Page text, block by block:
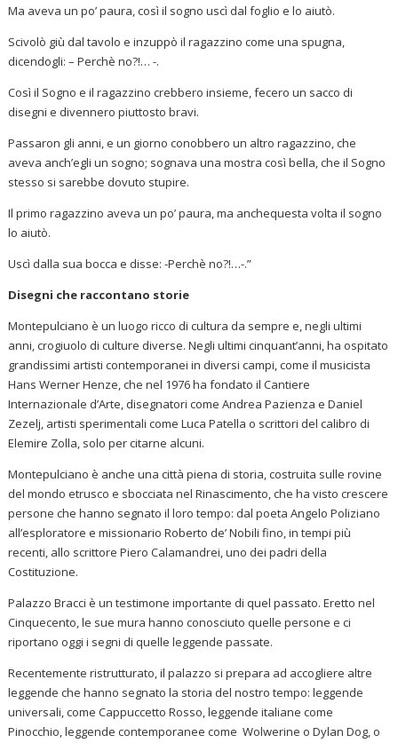
Ma aveva un po’ paura, così il sogno uscì dal foglio e lo aiutò.
Scivolò giù dal tavolo e inzuppò il ragazzino come una spugna,
dicendogli: – Perchè no?!… -.
Così il Sogno e il ragazzino crebbero insieme, fecero un sacco di
disegni e divennero piuttosto bravi.
Passaron gli anni, e un giorno conobbero un altro ragazzino, che
aveva anch’egli un sogno; sognava una mostra così bella, che il Sogno
stesso si sarebbe dovuto stupire.
Il primo ragazzino aveva un po’ paura, ma anchequesta volta il sogno
lo aiutò.
Uscì dalla sua bocca e disse: -Perchè no?!…-.”
Disegni che raccontano storie
Montepulciano è un luogo ricco di cultura da sempre e, negli ultimi
anni, crogiuolo di culture diverse. Negli ultimi cinquant’anni, ha ospitato
grandissimi artisti contemporanei in diversi campi, come il musicista
Hans Werner Henze, che nel 1976 ha fondato il Cantiere
Internazionale d’Arte, disegnatori come Andrea Pazienza e Daniel
Zezelj, artisti sperimentali come Luca Patella o scrittori del calibro di
Elemire Zolla, solo per citarne alcuni.
Montepulciano è anche una città piena di storia, costruita sulle rovine
del mondo etrusco e sbocciata nel Rinascimento, che ha visto crescere
persone che hanno segnato il loro tempo: dal poeta Angelo Poliziano
all’esploratore e missionario Roberto de’ Nobili fino, in tempi più
recenti, allo scrittore Piero Calamandrei, uno dei padri della
Costituzione.
Palazzo Bracci è un testimone importante di quel passato. Eretto nel
Cinquecento, le sue mura hanno conosciuto quelle persone e ci
riportano oggi i segni di quelle leggende passate.
Recentemente ristrutturato, il palazzo si prepara ad accogliere altre
leggende che hanno segnato la storia del nostro tempo: leggende
universali, come Cappuccetto Rosso, leggende italiane come
Pinocchio, leggende contemporanee come Wolwerine o Dylan Dog, o